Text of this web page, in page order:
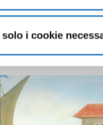
solo i cookie